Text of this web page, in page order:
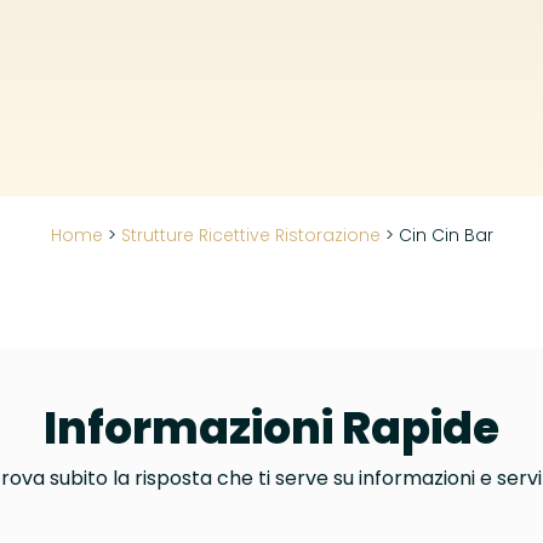
Home > Strutture Ricettive Ristorazione > Cin Cin Bar
Informazioni Rapide
subito la risposta che ti serve su informazioni e